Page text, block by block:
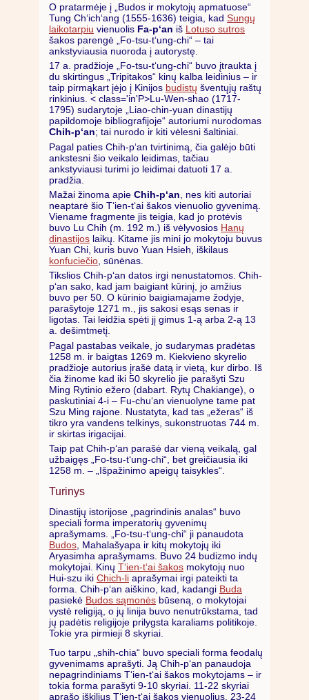
O pratarmėje į „Budos ir mokytojų apmatuose“
Tung Ch‘ich‘ang (1555-1636) teigia, kad Sungų
laikotarpiu vienuolis Fa-p‘an iš Lotuso sutros
šakos parengė „Fo-tsu-t‘ung-chi“ – tai
ankstyviausia nuoroda į autorystę.
17 a. pradžioje „Fo-tsu-t‘ung-chi“ buvo įtraukta į
du skirtingus „Tripitakos“ kinų kalba leidinius – ir
taip pirmąkart įėjo į Kinijos budistų šventųjų raštų
rinkinius. < class='in'P>Lu-Wen-shao (1717-
1795) sudarytoje „Liao-chin-yuan dinastijų
papildomoje bibliografijoje“ autoriumi nurodomas
Chih-p‘an; tai nurodo ir kiti vėlesni šaltiniai.
Pagal paties Chih-p‘an tvirtinimą, čia galėjo būti
ankstesni šio veikalo leidimas, tačiau
ankstyviausi turimi jo leidimai datuoti 17 a.
pradžia.
Mažai žinoma apie Chih-p‘an , nes kiti autoriai
neaptarė šio T‘ien-t‘ai šakos vienuolio gyvenimą.
Viename fragmente jis teigia, kad jo protėvis
buvo Lu Chih (m. 192 m.) iš vėlyvosios Hanų
dinastijos laikų. Kitame jis mini jo mokytoju buvus
Yuan Chi, kuris buvo Yuan Hsieh, iškilaus
konfuciečio , sūnėnas.
Tikslios Chih-p‘an datos irgi nenustatomos. Chih-
p‘an sako, kad jam baigiant kūrinį, jo amžius
buvo per 50. O kūrinio baigiamajame žodyje,
parašytoje 1271 m., jis sakosi esąs senas ir
ligotas. Tai leidžia spėti jį gimus 1-ą arba 2-ą 13
a. dešimtmetį.
Pagal pastabas veikale, jo sudarymas pradėtas
1258 m. ir baigtas 1269 m. Kiekvieno skyrelio
pradžioje autorius įrašė datą ir vietą, kur dirbo. Iš
čia žinome kad iki 50 skyrelio jie parašyti Szu
Ming Rytinio ežero (dabart. Rytų Chakiange), o
paskutiniai 4-i – Fu-chu‘an vienuolyne tame pat
Szu Ming rajone. Nustatyta, kad tas „ežeras“ iš
tikro yra vandens telkinys, sukonstruotas 744 m.
ir skirtas irigacijai.
Taip pat Chih-p‘an parašė dar vieną veikalą, gal
užbaigęs „Fo-tsu-t‘ung-chi“, bet greičiausia iki
1258 m. – „Išpažinimo apeigų taisykles“.
Turinys
Dinastijų istorijose „pagrindinis analas“ buvo
speciali forma imperatorių gyvenimų
aprašymams. „Fo-tsu-t‘ung-chi“ ji panaudota
Budos, Mahalašyapa ir kitų mokytojų iki
Aryasimha aprašymams. Buvo 24 budizmo indų
mokytojai. Kinų T‘ien-t‘ai šakos mokytojų nuo
Hui-szu iki Chich-li aprašymai irgi pateikti ta
forma. Chih-p‘an aiškino, kad, kadangi Buda
pasiekė Budos sąmonės būseną, o mokytojai
vystė religiją, o jų linija buvo nenutrūkstama, tad
jų padėtis religijoje prilygsta karaliams politikoje.
Tokie yra pirmieji 8 skyriai.
Tuo tarpu „shih-chia“ buvo speciali forma feodalų
gyvenimams aprašyti. Ją Chih-p‘an panaudoja
nepagrindiniams T‘ien-t‘ai šakos mokytojams – ir
tokia forma parašyti 9-10 skyriai. 11-22 skyriai
aprašo iškilius T‘ien-t‘ai šakos vienuolius. 23-24